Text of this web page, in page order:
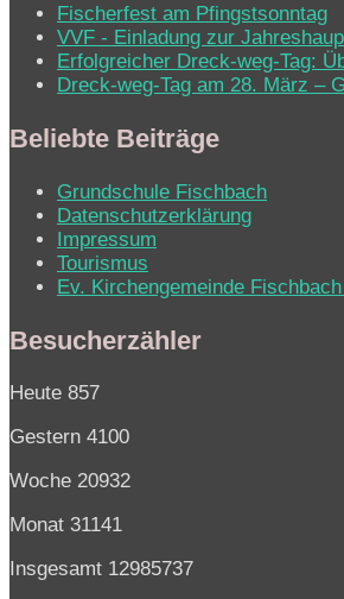
Fischerfest am Pfingstsonntag
VVF - Einladung zur
Erfolgreicher Dreck-weg-Tag:
Dreck-weg-Tag am 28. März –
Beliebte Beiträge
Grundschule Fischbach
Datenschutzerklärung
Impressum
Tourismus
Ev. Kirchen­ge­mein­de
Besucherzähler
Heute 857
Gestern 4100
Woche 20932
Monat 31141
Insgesamt 12985737